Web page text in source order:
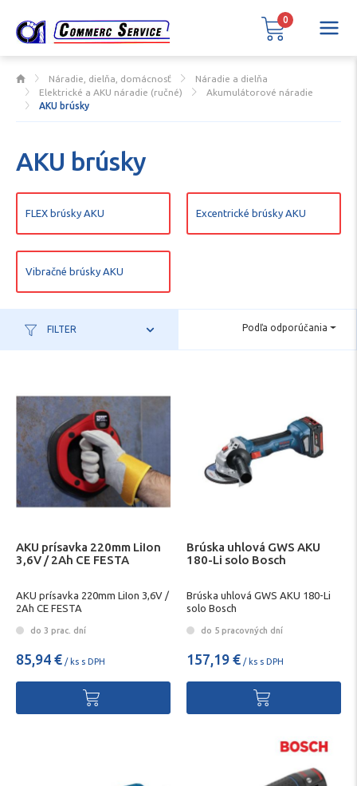
Náradie, dielňa, domácnosť
Náradie a dielňa
Elektrické a AKU náradie (ručné)
Akumulátorové náradie
AKU brúsky
AKU brúsky
FLEX brúsky AKU Excentrické brúsky AKU
Vibračné brúsky AKU
FILTER Podľa odporúčania
AKU prísavka 220mm LiIon
3,6V / 2Ah CE FESTA
AKU prísavka 220mm LiIon 3,6V /
2Ah CE FESTA
do 3 prac. dní
85,94 € / ks s DPH
Brúska uhlová GWS AKU
180-Li solo Bosch
Brúska uhlová GWS AKU 180-Li
solo Bosch
do 5 pracovných dní
157,19 € / ks s DPH
0